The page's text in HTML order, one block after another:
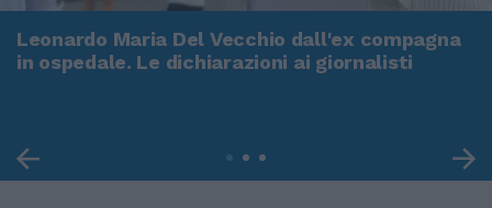
Leonardo Maria Del Vecchio dall'ex compagna
in ospedale. Le dichiarazioni ai giornalisti